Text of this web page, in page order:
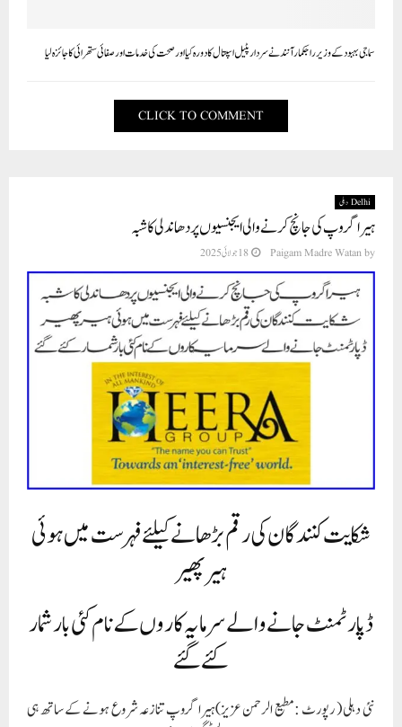
سماجی بہبود کے وزیر راجکمار آنند نے سردار پٹیل اسپتال کا دورہ کیا اور صحت کی خدمات اور صفائی ستھرائی کا جائزہ لیا
CLICK TO COMMENT
Delhi دہلی
ہیرا گروپ کی جانچ کرنے والی ایجنسیوں پر دھاندلی کا شبہ
by
Paigam Madre Watan 18 جولائی 2025
شکایت کنندگان کی رقم بڑھانے کیلئے فہرست میں ہوئی
ہیر پھیر
ڈپارٹمنٹ جانے والے سرمایہ کاروں کے نام کئی بار شمار
کئے گئے
نئی دہلی ( رپورٹ : مطیع الرحمن عزیز)ہیرا گروپ تنازعہ شروع ہونے کے ساتھ ہی